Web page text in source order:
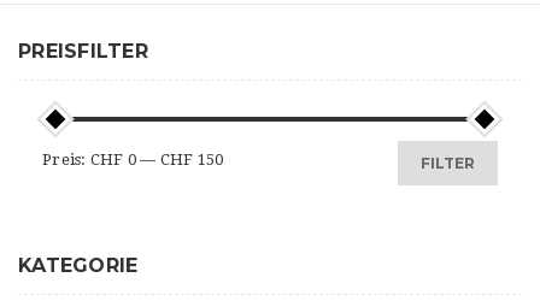
PREISFILTER
FILTER
Preis: CHF 0 — CHF 150
KATEGORIE